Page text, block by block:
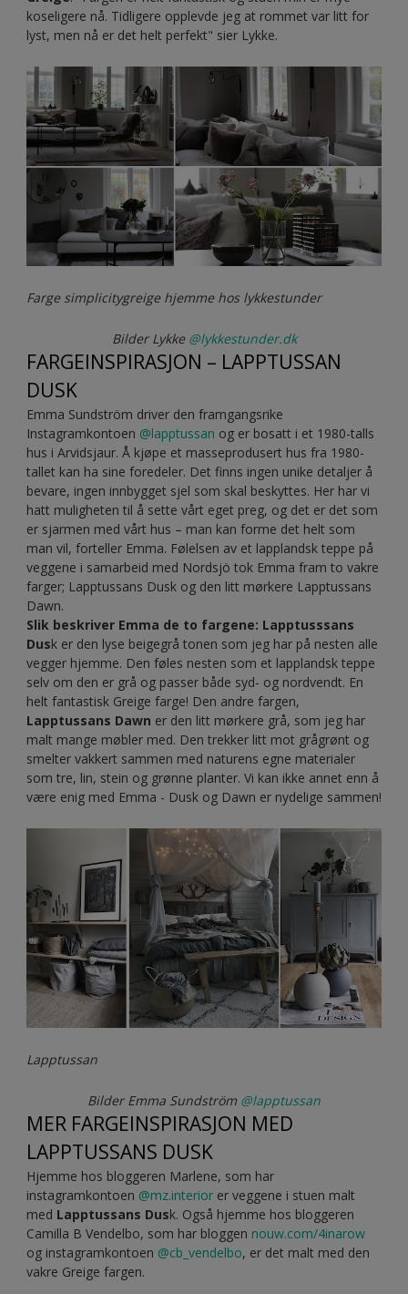
koseligere nå. Tidligere opplevde jeg at rommet var litt for
lyst, men nå er det helt perfekt" sier Lykke.
Farge simplicitygreige hjemme hos lykkestunder
Bilder Lykke @lykkestunder.dk
FARGEINSPIRASJON – LAPPTUSSAN
DUSK
Emma Sundström driver den framgangsrike
Instagramkontoen @lapptussan og er bosatt i et 1980-talls
hus i Arvidsjaur. Å kjøpe et masseprodusert hus fra 1980-
tallet kan ha sine foredeler. Det finns ingen unike detaljer å
bevare, ingen innbygget sjel som skal beskyttes. Her har vi
hatt muligheten til å sette vårt eget preg, og det er det som
er sjarmen med vårt hus – man kan forme det helt som
man vil, forteller Emma. Følelsen av et lapplandsk teppe på
veggene i samarbeid med Nordsjö tok Emma fram to vakre
farger; Lapptussans Dusk og den litt mørkere Lapptussans
Dawn.
Slik beskriver Emma de to fargene: Lapptusssans
Dusk er den lyse beigegrå tonen som jeg har på nesten alle
vegger hjemme. Den føles nesten som et lapplandsk teppe
selv om den er grå og passer både syd- og nordvendt. En
helt fantastisk Greige farge! Den andre fargen,
Lapptussans Dawn er den litt mørkere grå, som jeg har
malt mange møbler med. Den trekker litt mot grågrønt og
smelter vakkert sammen med naturens egne materialer
som tre, lin, stein og grønne planter. Vi kan ikke annet enn å
være enig med Emma - Dusk og Dawn er nydelige sammen!
Lapptussan
Bilder Emma Sundström @lapptussan
MER FARGEINSPIRASJON MED
LAPPTUSSANS DUSK
Hjemme hos bloggeren Marlene, som har
instagramkontoen @mz.interior er veggene i stuen malt
med Lapptussans Dusk. Også hjemme hos bloggeren
Camilla B Vendelbo, som har bloggen nouw.com/4inarow
og instagramkontoen @cb_vendelbo, er det malt med den
vakre Greige fargen.